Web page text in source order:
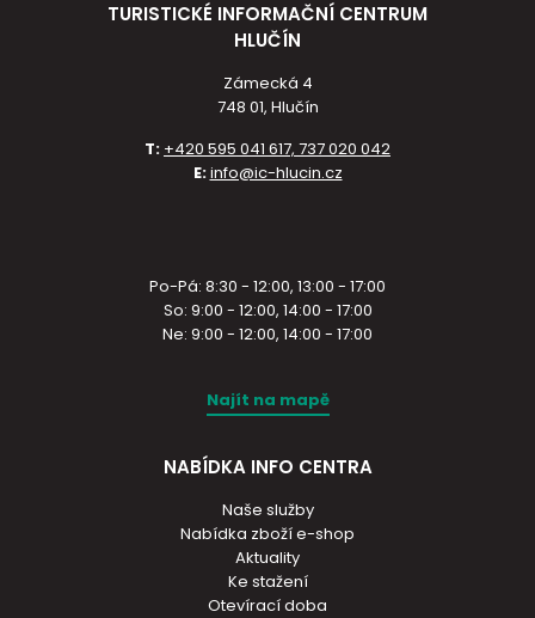
TURISTICKÉ INFORMAČNÍ CENTRUM
HLUČÍN
Zámecká 4
748 01, Hlučín
T: +420 595 041 617, 737 020 042
E:info@ic-hlucin.cz
Po-Pá: 8:30 - 12:00, 13:00 - 17:00
So: 9:00 - 12:00, 14:00 - 17:00
Ne: 9:00 - 12:00, 14:00 - 17:00
Najít na mapě
NABÍDKA INFO CENTRA
Naše služby
Nabídka zboží e-shop
Aktuality
Ke stažení
Otevírací doba